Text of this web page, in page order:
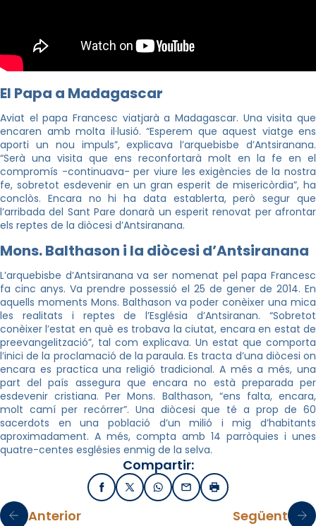
El Papa a Madagascar
Aviat el papa Francesc viatjarà a Madagascar. Una visita que
encaren amb molta il·lusió. “Esperem que aquest viatge ens
aporti un nou impuls”, explicava l’arquebisbe d’Antsiranana.
“Serà una visita que ens reconfortarà molt en la fe en el
compromís -continuava- per viure les exigències de la nostra
fe, sobretot esdevenir en un gran esperit de misericòrdia”, ha
conclòs. Encara no hi ha data establerta, però segur que
l’arribada del Sant Pare donarà un esperit renovat per afrontar
els reptes de la diòcesi d’Antsiranana.
Mons.Balthason i la diòcesi d’Antsiranana
L’arquebisbe d’Antsiranana va ser nomenat pel papa Francesc
fa cinc anys. Va prendre possessió el 25 de gener de 2014. En
aquells moments Mons. Balthason va poder conèixer una mica
les realitats i reptesde l’Església d’Antsiranan. “Sobretot
conèixer l’estat en què es trobava la ciutat, encara en estat de
preevangelització”, tal com explicava. Un estat que comporta
l’inici de la proclamació de la paraula. Es tracta d’una diòcesi on
encara es practica una religió tradicional. A més a més, una
part del país assegura que encara no està preparada per
esdevenir cristiana. Per Mons. Balthason, “ens falta, encara,
molt camí per recórrer”. Una diòcesi que té a prop de 60
sacerdots en una població d’un milió i mig d’habitants
aproximadament. A més, compta amb 14 parròquies i unes
quatre-centes esglésies enmig de la selva.
Compartir:
FacebookX / TwitterWhatsApp
EmailImprimir
Anterior Següent